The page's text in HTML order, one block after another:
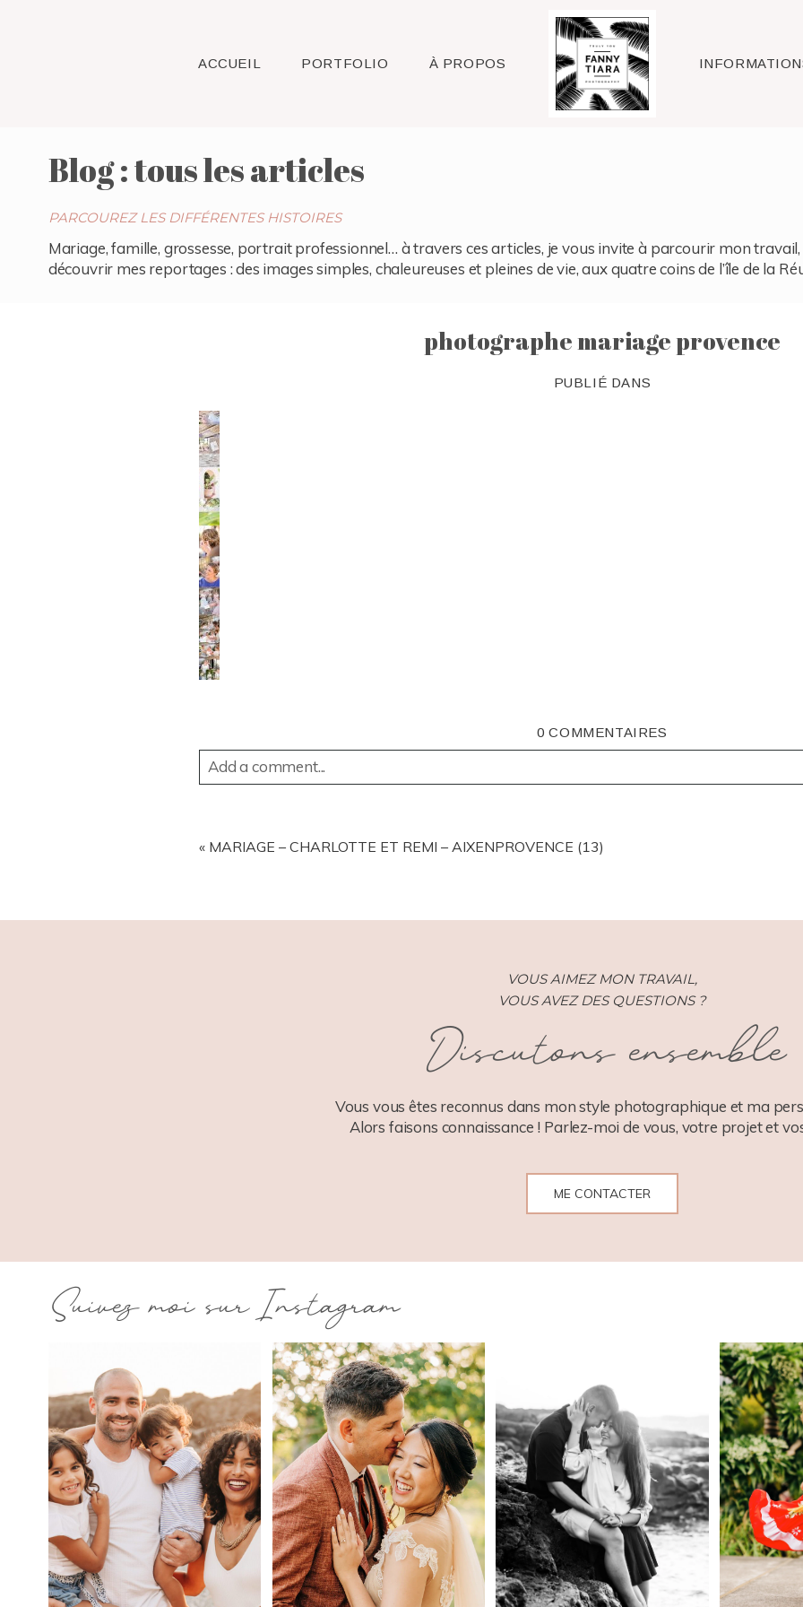
ACCUEIL PORTFOLIO À PROPOS Raleigh
Blog : tous les articles
PARCOUREZ LES DIFFÉRENTES HISTOIRES
Mariage, famille, grossesse, portrait professionnel… à travers ces articles, je vous invite à parcourir mon travail,
découvrir mes reportages : des images simples, chaleureuses et pleines de vie, aux quatre coins de l’île de la
photographe mariage provence
PUBLIÉ DANS
0 COMMENTAIRES
Add a comment...
« MARIAGE – CHARLOTTE ET REMI – AIXENPROVENCE (13)
VOUS AIMEZ MON TRAVAIL,
VOUS AVEZ DES QUESTIONS ?
Discutons ensemble
Vous vous êtes reconnus dans mon style photographique et ma
Alors faisons connaissance ! Parlez-moi de vous, votre projet et
ME CONTACTER
Suivez moi sur Instagram